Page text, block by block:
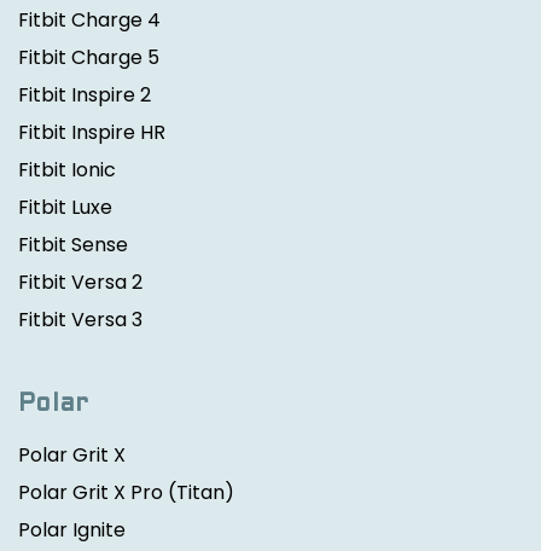
Fitbit Charge 4
Fitbit Charge 5
Fitbit Inspire 2
Fitbit Inspire HR
Fitbit Ionic
Fitbit Luxe
Fitbit Sense
Fitbit Versa 2
Fitbit Versa 3
Polar
Polar Grit X
Polar Grit X Pro (Titan)
Polar Ignite